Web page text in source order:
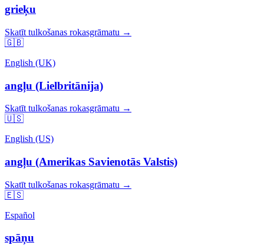
grieķu
Skatīt tulkošanas rokasgrāmatu →
🇬🇧
English (UK)
angļu (Lielbritānija)
Skatīt tulkošanas rokasgrāmatu →
🇺🇸
English (US)
angļu (Amerikas Savienotās Valstis)
Skatīt tulkošanas rokasgrāmatu →
🇪🇸
Español
spāņu